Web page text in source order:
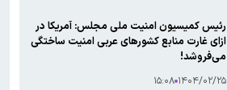
رئیس کمیسیون امنیت ملی مجلس: آمریکا در
ازای غارت منابع کشورهای عربی امنیت ساختگی
می‌فروشد!
۱۴۰۴/۰۲/۲۵ ۱۵:۰۸